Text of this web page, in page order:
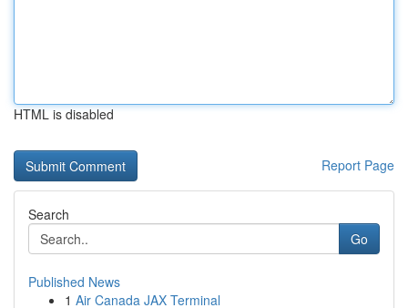
HTML is disabled
Report Page
Search
Go
Published News
1 Air Canada JAX Terminal